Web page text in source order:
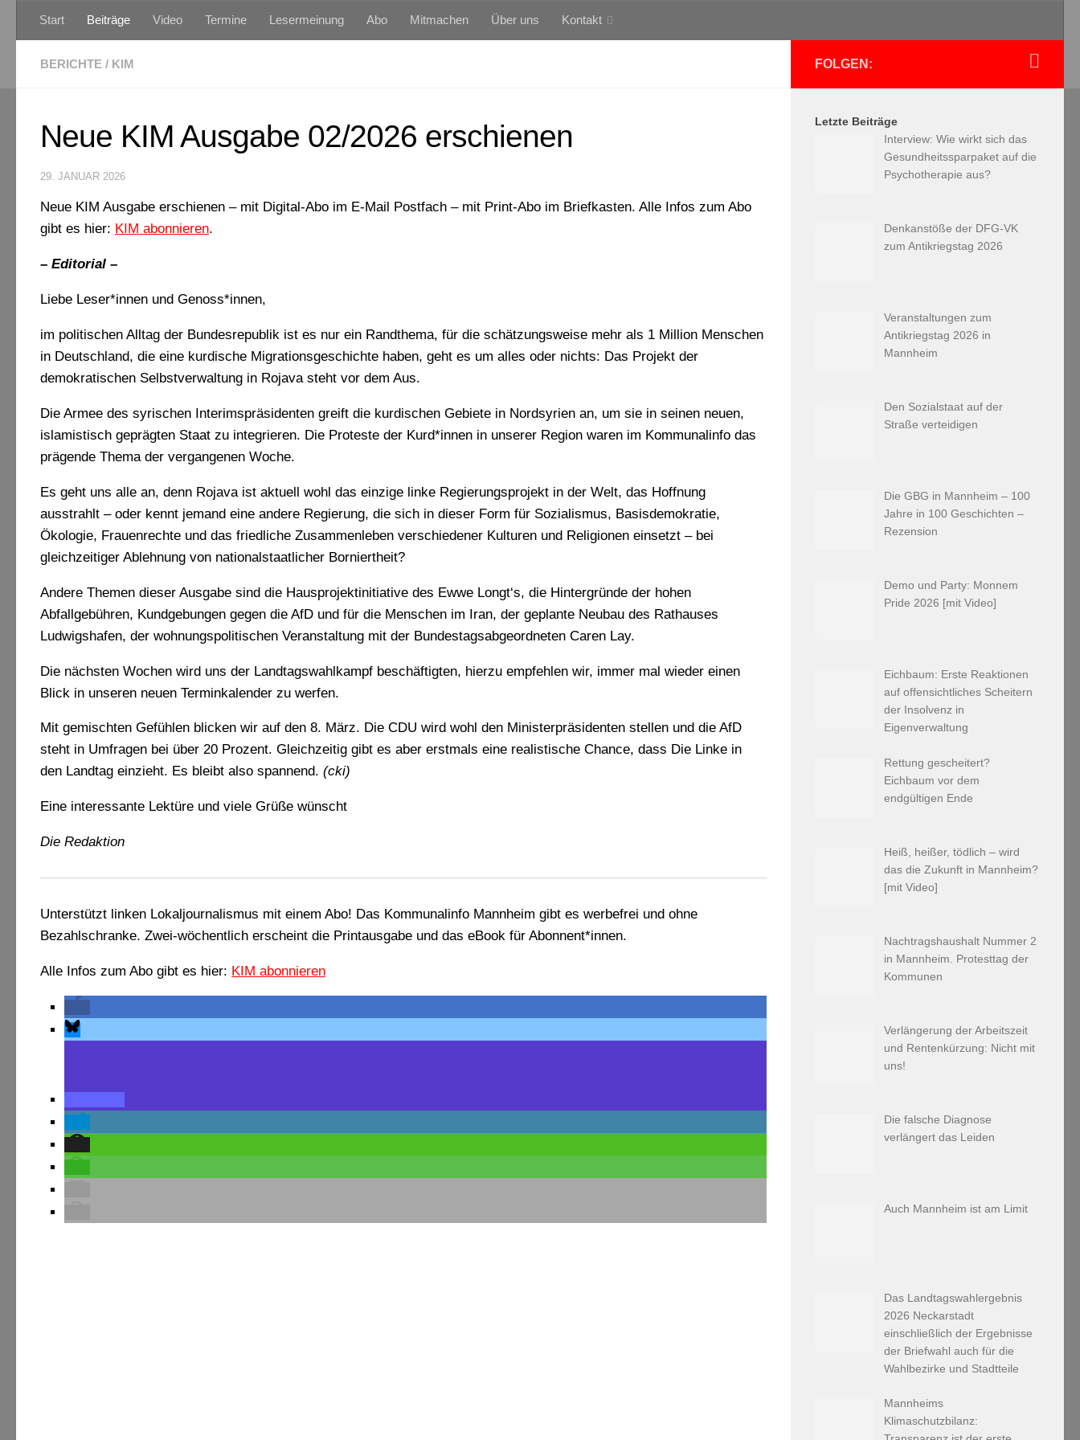
Zum Inhalt springen
Start Beiträge Video Termine Lesermeinung Abo Mitmachen Über uns Kontakt
BERICHTE / KIM
Neue KIM Ausgabe 02/2026 erschienen
29. JANUAR 2026
Neue KIM Ausgabe erschienen – mit Digital-Abo im E-Mail Postfach – mit Print-Abo im Briefkasten. Alle Infos zum Abo
gibt es hier: KIM abonnieren.
– Editorial –
Liebe Leser*innen und Genoss*innen,
im politischen Alltag der Bundesrepublik ist es nur ein Randthema, für die schätzungsweise mehr als 1 Million Menschen
in Deutschland, die eine kurdische Migrationsgeschichte haben, geht es um alles oder nichts: Das Projekt der
demokratischen Selbstverwaltung in Rojava steht vor dem Aus.
Die Armee des syrischen Interimspräsidenten greift die kurdischen Gebiete in Nordsyrien an, um sie in seinen neuen,
islamistisch geprägten Staat zu integrieren. Die Proteste der Kurd*innen in unserer Region waren im Kommunalinfo das
prägende Thema der vergangenen Woche.
Es geht uns alle an, denn Rojava ist aktuell wohl das einzige linke Regierungsprojekt in der Welt, das Hoffnung
ausstrahlt – oder kennt jemand eine andere Regierung, die sich in dieser Form für Sozialismus, Basisdemokratie,
Ökologie, Frauenrechte und das friedliche Zusammenleben verschiedener Kulturen und Religionen einsetzt – bei
gleichzeitiger Ablehnung von nationalstaatlicher Borniertheit?
Andere Themen dieser Ausgabe sind die Hausprojektinitiative des Ewwe Longt‘s, die Hintergründe der hohen
Abfallgebühren, Kundgebungen gegen die AfD und für die Menschen im Iran, der geplante Neubau des Rathauses
Ludwigshafen, der wohnungspolitischen Veranstaltung mit der Bundestagsabgeordneten Caren Lay.
Die nächsten Wochen wird uns der Landtagswahlkampf beschäftigten, hierzu empfehlen wir, immer mal wieder einen
Blick in unseren neuen Terminkalender zu werfen.
Mit gemischten Gefühlen blicken wir auf den 8. März. Die CDU wird wohl den Ministerpräsidenten stellen und die AfD
steht in Umfragen bei über 20 Prozent. Gleichzeitig gibt es aber erstmals eine realistische Chance, dass Die Linke in
den Landtag einzieht. Es bleibt also spannend. (cki)
Eine interessante Lektüre und viele Grüße wünscht
Die Redaktion
Unterstützt linken Lokaljournalismus mit einem Abo! Das Kommunalinfo Mannheim gibt es werbefrei und ohne
Bezahlschranke. Zwei-wöchentlich erscheint die Printausgabe und das eBook für Abonnent*innen.
Alle Infos zum Abo gibt es hier: KIM abonnieren
FOLGEN:
Letzte Beiträge
Interview: Wie wirkt sich das
Gesundheitssparpaket auf die
Psychotherapie aus?
Denkanstöße der DFG-VK
zum Antikriegstag 2026
Veranstaltungen zum
Antikriegstag 2026 in
Mannheim
Den Sozialstaat auf der
Straße verteidigen
Die GBG in Mannheim – 100
Jahre in 100 Geschichten –
Rezension
Demo und Party: Monnem
Pride 2026 [mit Video]
Eichbaum: Erste Reaktionen
auf offensichtliches Scheitern
der Insolvenz in
Eigenverwaltung
Rettung gescheitert?
Eichbaum vor dem
endgültigen Ende
Heiß, heißer, tödlich – wird
das die Zukunft in Mannheim?
[mit Video]
Nachtragshaushalt Nummer 2
in Mannheim. Protesttag der
Kommunen
Verlängerung der Arbeitszeit
und Rentenkürzung: Nicht mit
uns!
Die falsche Diagnose
verlängert das Leiden
Auch Mannheim ist am Limit
Das Landtagswahlergebnis
2026 Neckarstadt
einschließlich der Ergebnisse
der Briefwahl auch für die
Wahlbezirke und Stadtteile
Mannheims
Klimaschutzbilanz: